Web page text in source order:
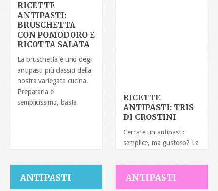
RICETTE
ANTIPASTI:
BRUSCHETTA
CON POMODORO E
RICOTTA SALATA
La bruschetta è uno degli
antipasti più classici della
nostra variegata cucina.
Prepararla è
semplicissimo, basta
RICETTE
ANTIPASTI: TRIS
DI CROSTINI
Cercate un antipasto
semplice, ma gustoso? La
essere il nostro tris di
crostini, un
ANTIPASTI ANTIPASTI